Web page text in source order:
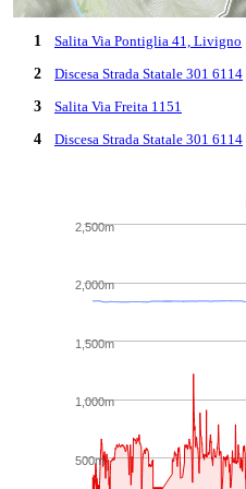
1
Salita Via Pontiglia 41, Livigno
2
Discesa Strada Statale 301 6114
3
Salita Via Freita 1151
4
Discesa Strada Statale 301 6114
500m
1,000m
1,500m
2,000m
2,500m